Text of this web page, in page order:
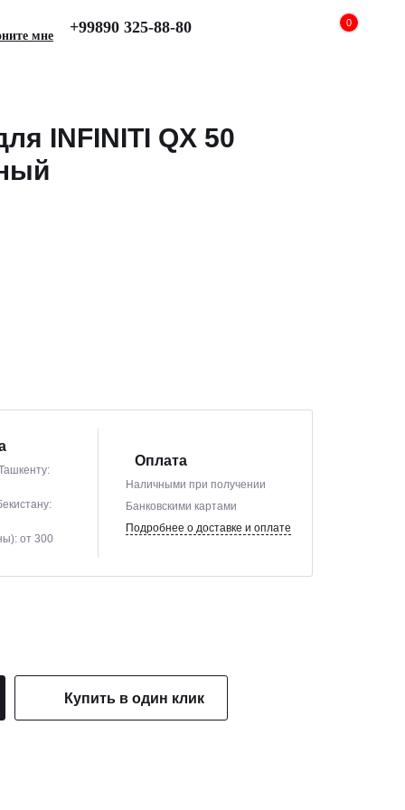
0
+99890 325-88-80
мне
INFINITI QX 50
от 300
Оплата
Наличными при получении
Банковскими картами
Подробнее о доставке и оплате
Купить в один клик